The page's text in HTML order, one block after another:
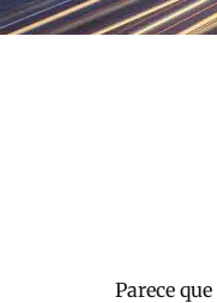
Parece